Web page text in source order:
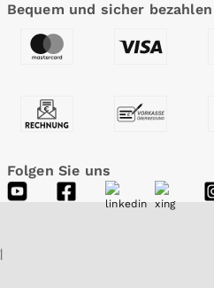
Bequem und sicher bezahlen
Folgen Sie uns